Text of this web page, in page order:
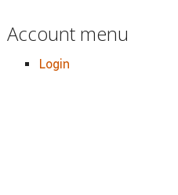
Account menu
Login